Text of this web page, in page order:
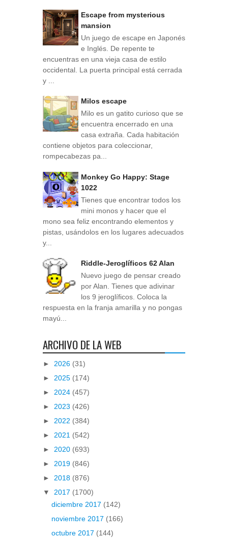
Escape from mysterious
mansion
Un juego de escape en Japonés
e Inglés. De repente te
encuentras en una vieja casa de estilo
occidental. La puerta principal está cerrada
y ...
Milos escape
Milo es un gatito curioso que se
encuentra encerrado en una
casa extraña. Cada habitación
contiene objetos para coleccionar,
rompecabezas pa...
Monkey Go Happy: Stage
1022
Tienes que encontrar todos los
mini monos y hacer que el
mono sea feliz encontrando elementos y
pistas, usándolos en los lugares adecuados
y...
Riddle-Jeroglíficos 62 Alan
Nuevo juego de pensar creado
por Alan. Tienes que adivinar
los 9 jeroglíficos. Coloca la
respuesta en la franja amarilla y no pongas
mayú...
ARCHIVO DE LA WEB
► 2026 (31)
► 2025 (174)
► 2024 (457)
► 2023 (426)
► 2022 (384)
► 2021 (542)
► 2020 (693)
► 2019 (846)
► 2018 (876)
▼ 2017 (1700)
diciembre 2017 (142)
noviembre 2017 (166)
octubre 2017 (144)